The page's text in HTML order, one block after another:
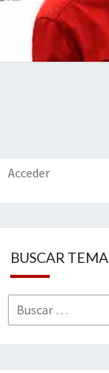
Acceder
BUSCAR TEMA
Buscar
por: